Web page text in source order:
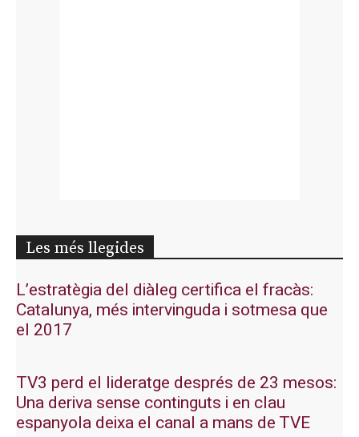
Les més llegides
L’estratègia del diàleg certifica el fracàs:
Catalunya, més intervinguda i sotmesa que
el 2017
TV3 perd el lideratge després de 23 mesos:
Una deriva sense continguts i en clau
espanyola deixa el canal a mans de TVE